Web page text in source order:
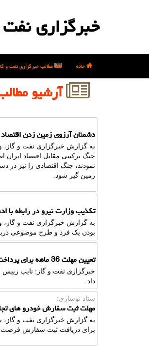
خبرگزاری
خانه مطالب خبرگزاری نفت و
آرشیو
دشمنان آرزوی زمین زدن اقتصاد
به گزارش خبرگزاری نفت و گاز،
جنگ ترکیبی مقابل اقتصاد
نمودند، جنگ اقتصادی را نیز در
زمین گیر شود.
تکذیب وزارت نیرو در رابطه با
به گزارش خبرگزاری نفت و گاز،
بودن یک فرد و طرح موضوعی
تعیین مهلت 36 ماهه برای پرداخت حق بیمه کارگران ساختمانی
داد.
ستاد نوسازی:
مهلت ثبت سفارش خودرو های تجاری ۳۰ مرداد پایان
برای دریافت ثبت سفارش فرصت